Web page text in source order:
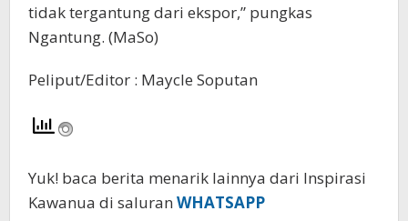
tidak tergantung dari ekspor,” pungkas
Ngantung. (MaSo)
Peliput/Editor : Maycle Soputan
Yuk! baca berita menarik lainnya dari Inspirasi
Kawanua di saluran WHATSAPP